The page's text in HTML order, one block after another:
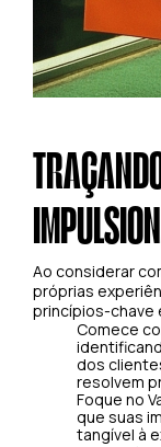
Ao considerar
próprias
princípios-chave
Comece
dos
resolvem
Foque no
que suas
tangível à